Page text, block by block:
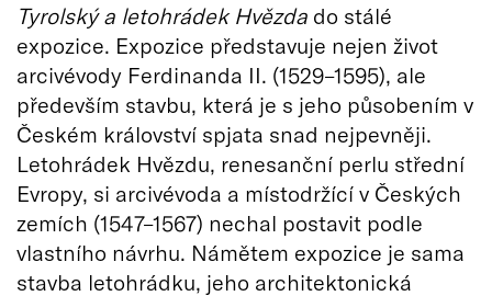
Tyrolský a letohrádek Hvězda do stálé
expozice. Expozice představuje nejen život
arcivévody Ferdinanda II. (1529–1595), ale
především stavbu, která je s jeho působením v
Českém království spjata snad nejpevněji.
Letohrádek Hvězdu, renesanční perlu střední
Evropy, si arcivévoda a místodržící v Českých
zemích (1547–1567) nechal postavit podle
vlastního návrhu. Námětem expozice je sama
stavba letohrádku, jeho architektonická